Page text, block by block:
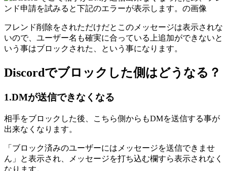
フレンド削除をされただけだとこのメッセージは表示されな
いので、ユーザー名も確実に合っている上追加ができないと
いう事はブロックされた、という事になります。
Discordでブロックした側はどうなる？
1.DMが送信できなくなる
相手をブロックした後、こちら側からもDMを送信する事が
出来なくなります。
「ブロック済みのユーザーにはメッセージを送信できませ
ん」と表示され、メッセージを打ち込む欄すら表示されなく
なります。